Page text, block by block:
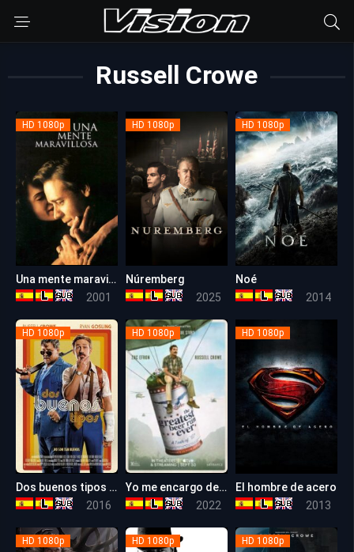
Russell Crowe
HD 1080p
Una mente maravillosa
2001
HD 1080p
Núremberg
2025
HD 1080p
Noé
2014
HD 1080p
Dos buenos tipos (Dos tipos peligrosos)
2016
HD 1080p
Yo me encargo de la cerveza (Operación cerveza)
2022
HD 1080p
El hombre de acero
2013
HD 1080p HD 1080p HD 1080p